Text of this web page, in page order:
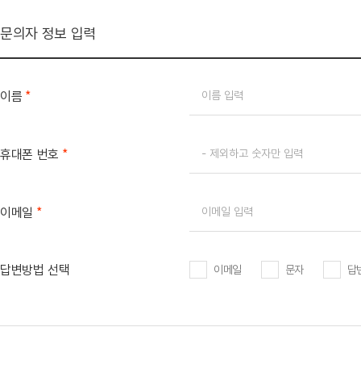
문의자 정보 입력
이름 *
휴대폰 번호 *
이메일 *
답변방법 선택 이메일 문자 답